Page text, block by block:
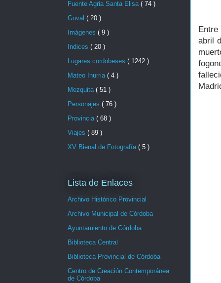
abril
Fuente Agria Santa Elisa ( 74 )
Goval ( 20 )
Imágenes ( 9 )
Indices ( 20 )
Lugares cordobeses ( 1242 )
Mateo Inurria ( 4 )
Mezquita ( 51 )
Personajes ( 76 )
Provincia ( 68 )
Viajes ( 89 )
XV Bienal de Fotografía ( 5 )
Lista de Enlaces
Archivo Histórico Provincial
Archivo Municipal de Córdoba
Ayuntamiento de Córdoba
Biblioteca Central
Biblioteca Provincial de Córdoba
Centro de Creación Contemporánea
de Córdoba